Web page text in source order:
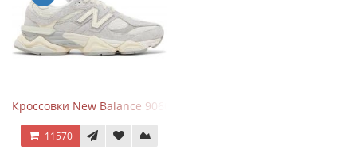
Кроссовки New Balance 9060 Quartz Grey
11570